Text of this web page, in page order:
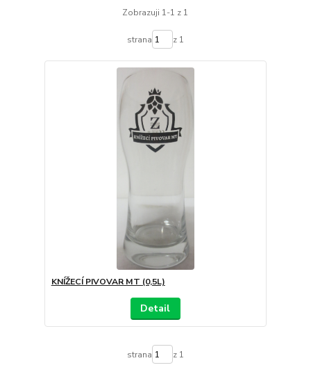
Zobrazuji 1-1 z 1
strana z 1
KNÍŽECÍ PIVOVAR MT (0,5L)
Detail
strana z 1